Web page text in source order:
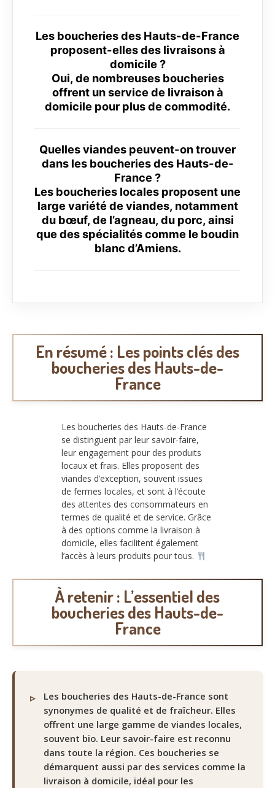
Les boucheries des Hauts-de-France
proposent-elles des livraisons à
domicile ?
Oui, de nombreuses boucheries
offrent un service de livraison à
domicile pour plus de commodité.
Quelles viandes peuvent-on trouver
dans les boucheries des Hauts-de-
France ?
Les boucheries locales proposent une
large variété de viandes, notamment
du bœuf, de l’agneau, du porc, ainsi
que des spécialités comme le boudin
blanc d’Amiens.
En résumé : Les points clés des
boucheries des Hauts-de-
France
Les boucheries des Hauts-de-France
se distinguent par leur savoir-faire,
leur engagement pour des produits
locaux et frais. Elles proposent des
viandes d’exception, souvent issues
de fermes locales, et sont à l’écoute
des attentes des consommateurs en
termes de qualité et de service. Grâce
à des options comme la livraison à
domicile, elles facilitent également
l’accès à leurs produits pour tous.
À retenir : L’essentiel des
boucheries des Hauts-de-
France
Les boucheries des Hauts-de-France sont
synonymes de qualité et de fraîcheur. Elles
offrent une large gamme de viandes locales,
souvent bio. Leur savoir-faire est reconnu
dans toute la région. Ces boucheries se
démarquent aussi par des services comme la
livraison à domicile, idéal pour les